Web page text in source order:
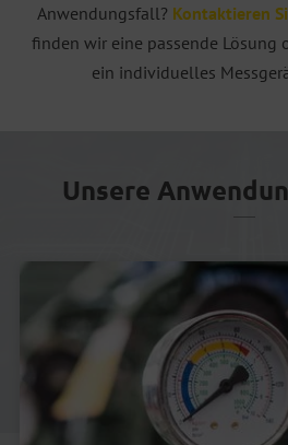
Anwendungsfall? Kontaktieren
finden wir eine passende Lösung
ein individuelles
Unsere